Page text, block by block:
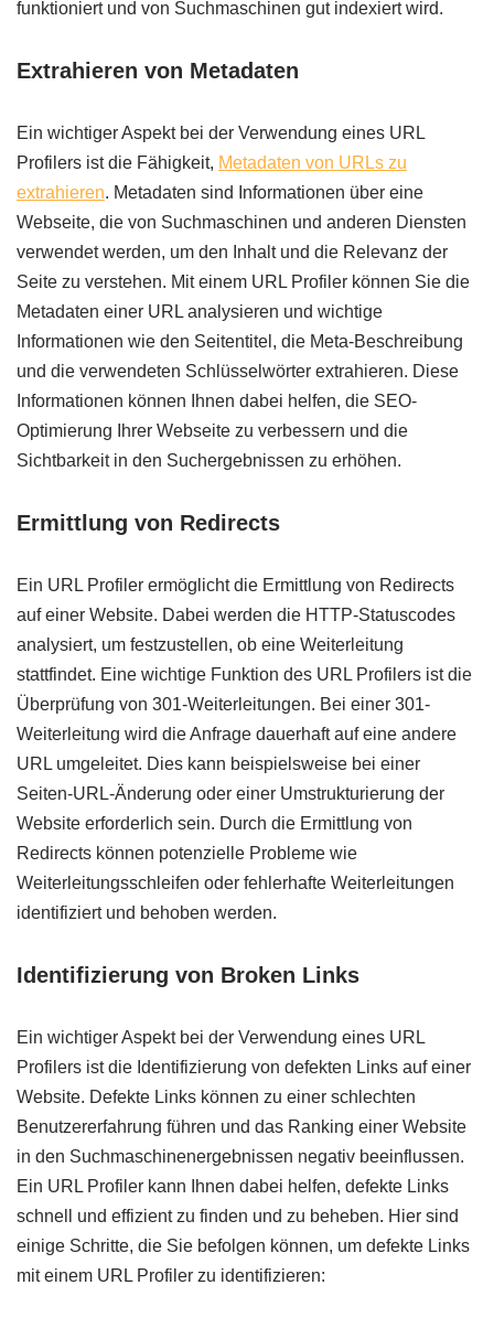
funktioniert und von Suchmaschinen gut indexiert wird.
Extrahieren von Metadaten
Ein wichtiger Aspekt bei der Verwendung eines URL
Profilers ist die Fähigkeit, Metadaten von URLs zu
extrahieren. Metadaten sind Informationen über eine
Webseite, die von Suchmaschinen und anderen Diensten
verwendet werden, um den Inhalt und die Relevanz der
Seite zu verstehen. Mit einem URL Profiler können Sie die
Metadaten einer URL analysieren und wichtige
Informationen wie den Seitentitel, die Meta-Beschreibung
und die verwendeten Schlüsselwörter extrahieren. Diese
Informationen können Ihnen dabei helfen, die SEO-
Optimierung Ihrer Webseite zu verbessern und die
Sichtbarkeit in den Suchergebnissen zu erhöhen.
Ermittlung von Redirects
Ein URL Profiler ermöglicht die Ermittlung von Redirects
auf einer Website. Dabei werden die HTTP-Statuscodes
analysiert, um festzustellen, ob eine Weiterleitung
stattfindet. Eine wichtige Funktion des URL Profilers ist die
Überprüfung von 301-Weiterleitungen. Bei einer 301-
Weiterleitung wird die Anfrage dauerhaft auf eine andere
URL umgeleitet. Dies kann beispielsweise bei einer
Seiten-URL-Änderung oder einer Umstrukturierung der
Website erforderlich sein. Durch die Ermittlung von
Redirects können potenzielle Probleme wie
Weiterleitungsschleifen oder fehlerhafte Weiterleitungen
identifiziert und behoben werden.
Identifizierung von Broken Links
Ein wichtiger Aspekt bei der Verwendung eines URL
Profilers ist die Identifizierung von defekten Links auf einer
Website. Defekte Links können zu einer schlechten
Benutzererfahrung führen und das Ranking einer Website
in den Suchmaschinenergebnissen negativ beeinflussen.
Ein URL Profiler kann Ihnen dabei helfen, defekte Links
schnell und effizient zu finden und zu beheben. Hier sind
einige Schritte, die Sie befolgen können, um defekte Links
mit einem URL Profiler zu identifizieren: